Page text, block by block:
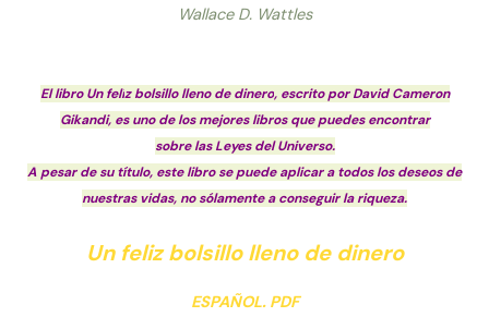
Wallace D. Wattles
El libroUn feliz bolsillo lleno de dinero, escrito por David Cameron
Gikandi, es uno de los mejores libros que puedes encontrar
sobre las Leyes del Universo.
A pesar de su título, este libro se puede aplicar a todos los deseos de
nuestras vidas, no sólamente a conseguir la riqueza.
Un feliz bolsillo lleno de dinero
ESPAÑOL. PDF